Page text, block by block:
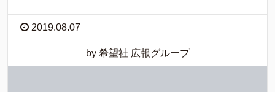
2019.08.07
by 希望社 広報グループ